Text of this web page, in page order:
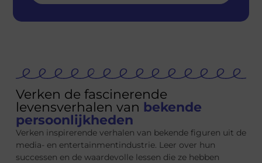
Verken de fascinerende
levensverhalen van bekende
persoonlijkheden
Verken inspirerende verhalen van bekende figuren uit de
media- en entertainmentindustrie. Leer over hun
successen en de waardevolle lessen die ze hebben